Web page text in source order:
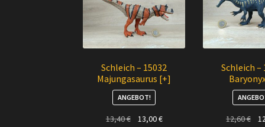
Schleich – 15032
Majungasaurus [+]
ANGEBOT!
13,40€
Ursprünglicher
13,00€Aktueller
Schleich –
12,60€